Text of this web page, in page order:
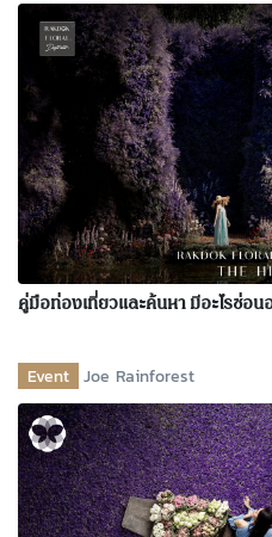
คู่มือท่องเที่ยวและค้นหา มีอะไรซ่อน
Event Joe Rainforest